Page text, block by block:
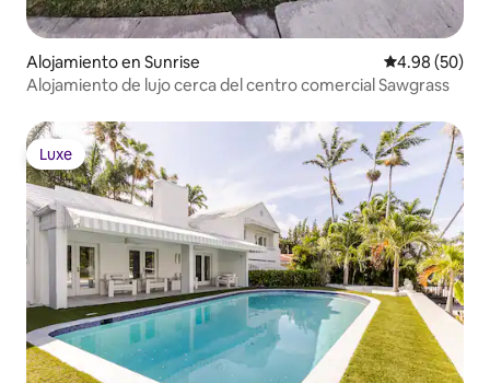
Alojamiento en Sunrise Calificación
4.98 (50)
Alojamiento de lujo cerca del centro comercial Sawgrass
Luxe
Luxe